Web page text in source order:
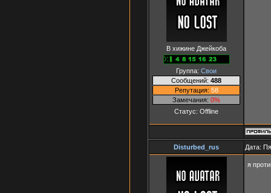
В хижине Джейкоба
Группа: Свои
Сообщений: 488
Репутация: 58
Замечания: 0%
Статус: Offline
Disturbed_rus Дата:
я